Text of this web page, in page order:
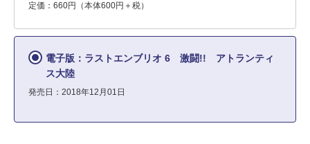
定価：660円（本体600円＋税）
電子版：ラストエンブリオ 6 激闘!! アトランティ
ス大陸
発売日：2018年12月01日